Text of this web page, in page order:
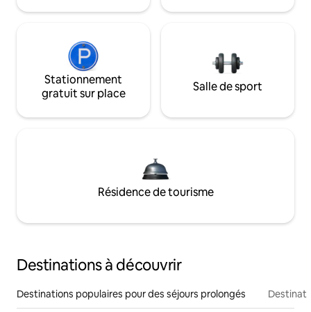
Stationnement
gratuit sur place
Salle de sport
Résidence de tourisme
Destinations à découvrir
Destinations populaires pour des séjours prolongés